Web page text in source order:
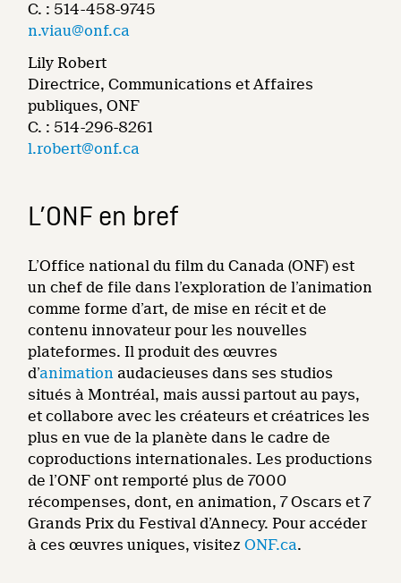
C. : 514-458-9745
n.viau@onf.ca
Lily Robert
Directrice, Communications et Affaires
publiques, ONF
C. : 514-296-8261
l.robert@onf.ca
L’ONF en bref
L’Office national du film du Canada (ONF) est
un chef de file dans l’exploration de l’animation
comme forme d’art, de mise en récit et de
contenu innovateur pour les nouvelles
plateformes. Il produit des œuvres
d’animation audacieuses dans ses studios
situés à Montréal, mais aussi partout au pays,
et collabore avec les créateurs et créatrices les
plus en vue de la planète dans le cadre de
coproductions internationales. Les productions
de l’ONF ont remporté plus de 7000
récompenses, dont, en animation, 7 Oscars et 7
Grands Prix du Festival d’Annecy. Pour accéder
à ces œuvres uniques, visitezONF.ca.